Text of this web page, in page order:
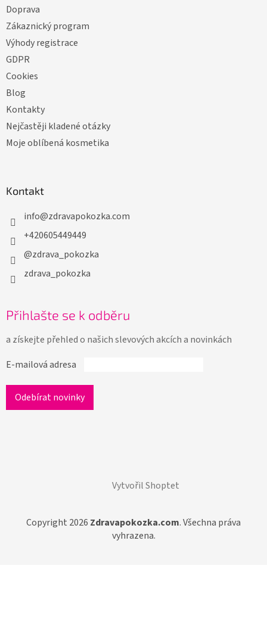
Doprava
Zákaznický program
Výhody registrace
GDPR
Cookies
Blog
Kontakty
Nejčastěji kladené otázky
Moje oblíbená kosmetika
Kontakt
info@zdravapokozka.com
+420605449449
@zdrava_pokozka
zdrava_pokozka
Přihlašte se k odběru
a získejte přehled o našich slevových akcích a novinkách
E-mailová adresa
Vytvořil Shoptet
Copyright 2026 Zdravapokozka.com. Všechna práva
vyhrazena.